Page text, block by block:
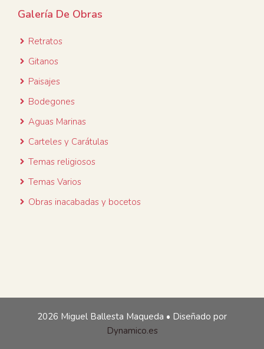
Galería De Obras
Retratos
Gitanos
Paisajes
Bodegones
Aguas Marinas
Carteles y Carátulas
Temas religiosos
Temas Varios
Obras inacabadas y bocetos
2026 Miguel Ballesta Maqueda • Diseñado por
Dynamico.es